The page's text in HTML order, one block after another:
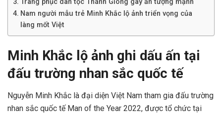
Nam người mẫu trẻ Minh Khắc lộ ảnh triển vọng của
làng mốt Việt
Minh Khắc lộ ảnh ghi dấu ấn tại
đấu trường nhan sắc quốc tế
Nguyễn Minh Khắc là đại diện Việt Nam tham gia đấu trường
nhan sắc quốc tế Man of the Year 2022, được tổ chức tại